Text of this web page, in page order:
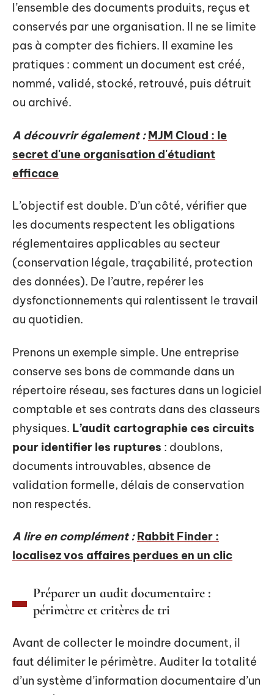
l’ensemble des documents produits, reçus et
conservés par une organisation. Il ne se limite
pas à compter des fichiers. Il examine les
pratiques : comment un document est créé,
nommé, validé, stocké, retrouvé, puis détruit
ou archivé.
A découvrir également : MJM Cloud : le
secret d'une organisation d'étudiant
efficace
L’objectif est double. D’un côté, vérifier que
les documents respectent les obligations
réglementaires applicables au secteur
(conservation légale, traçabilité, protection
des données). De l’autre, repérer les
dysfonctionnements qui ralentissent le travail
au quotidien.
Prenons un exemple simple. Une entreprise
conserve ses bons de commande dans un
répertoire réseau, ses factures dans un logiciel
comptable et ses contrats dans des classeurs
physiques. L’audit cartographie ces circuits
pour identifier les ruptures : doublons,
documents introuvables, absence de
validation formelle, délais de conservation
non respectés.
A lire en complément : Rabbit Finder :
localisez vos affaires perdues en un clic
Préparer un audit documentaire :
périmètre et critères de tri
Avant de collecter le moindre document, il
faut délimiter le périmètre. Auditer la totalité
d’un système d’information documentaire d’un